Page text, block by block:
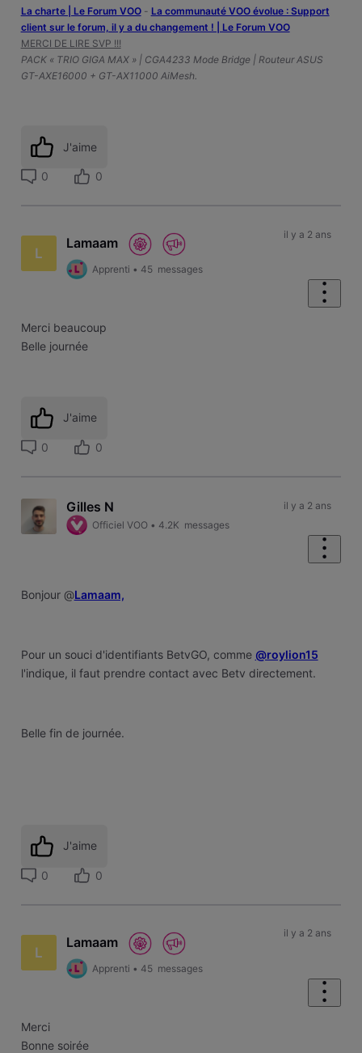
La charte | Le Forum VOO- ‎La communauté VOO évolue : Support
client sur le forum, il y a du changement ! | Le Forum VOO
MERCI DE LIRE SVP !!!
PACK « TRIO GIGA MAX » | CGA4233 Mode Bridge | Routeur ASUS
GT-AXE16000 + GT-AX11000 AiMesh.
J'aime
0 0
L
Lamaam
Apprenti • 45 messages
il y a 2 ans
Merci beaucoup
Belle journée
J'aime
0 0
Gilles N
Officiel VOO • 4.2K messages
il y a 2 ans
Bonjour @Lamaam,
Pour un souci d'identifiants BetvGO, comme @roylion15
l'indique, il faut prendre contact avec Betv directement.
Belle fin de journée.
J'aime
0 0
L
Lamaam
Apprenti • 45 messages
il y a 2 ans
Merci
Bonne soirée